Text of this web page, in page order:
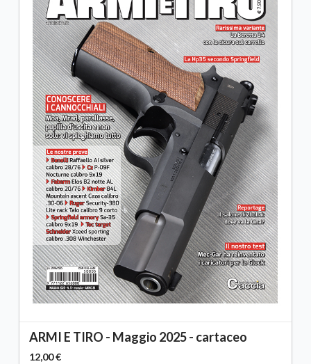
ARMI E TIRO - Maggio 2025 - cartaceo
12,00 €